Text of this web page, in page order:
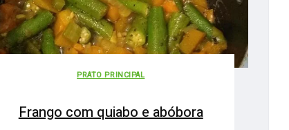
PRATO PRINCIPAL
Frango com quiabo e abóbora